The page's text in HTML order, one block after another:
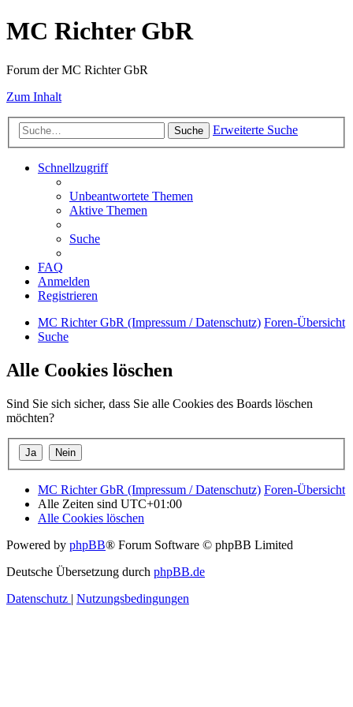
MC Richter GbR
Forum der MC Richter GbR
Zum Inhalt
Suche Erweiterte Suche
Schnellzugriff
Unbeantwortete Themen
Aktive Themen
Suche
FAQ
Anmelden
Registrieren
MC Richter GbR (Impressum / Datenschutz) Foren-Übersicht
Suche
Alle Cookies löschen
Sind Sie sich sicher, dass Sie alle Cookies des Boards löschen
möchten?
MC Richter GbR (Impressum / Datenschutz) Foren-Übersicht
Alle Zeiten sind UTC+01:00
Alle Cookies löschen
Powered by phpBB® Forum Software © phpBB Limited
Deutsche Übersetzung durch phpBB.de
Datenschutz | Nutzungsbedingungen